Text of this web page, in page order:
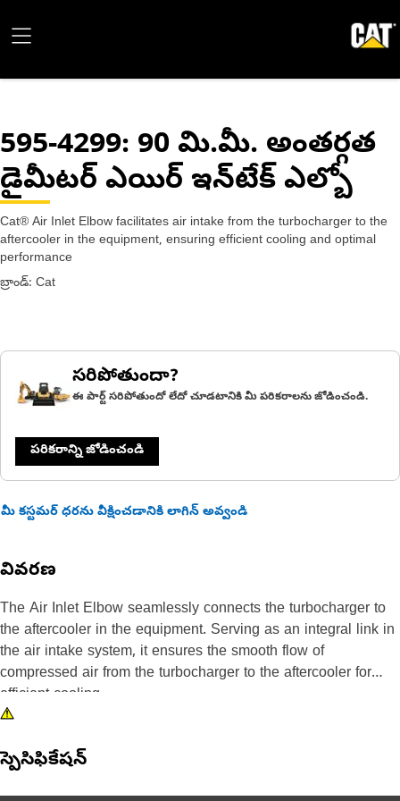
595-4299: 90 మి.మీ. అంతర్గత
డైమీటర్ ఎయిర్ ఇన్‌టేక్ ఎల్బో
Cat® Air Inlet Elbow facilitates air intake from the turbocharger to the
aftercooler in the equipment, ensuring efficient cooling and optimal
performance
బ్రాండ్: Cat
సరిపోతుందా?
ఈ పార్ట్ సరిపోతుందో లేదో చూడటానికి మీ పరికరాలను జోడించండి.
పరికరాన్ని జోడించండి
మీ కస్టమర్ ధరను వీక్షించడానికి లాగిన్ అవ్వండి
వివరణ
The Air Inlet Elbow seamlessly connects the turbocharger to
the aftercooler in the equipment. Serving as an integral link in
the air intake system, it ensures the smooth flow of
compressed air from the turbocharger to the aftercooler for
efficient cooling.
• Provides a reliable and secure connection.
స్పెసిఫికేషన్